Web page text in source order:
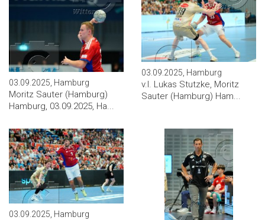
03.09.2025, Hamburg
Moritz Sauter (Hamburg)
Hamburg, 03.09.2025, Ha...
03.09.2025, Hamburg
v.l. Lukas Stutzke, Moritz
Sauter (Hamburg) Ham...
03.09.2025, Hamburg